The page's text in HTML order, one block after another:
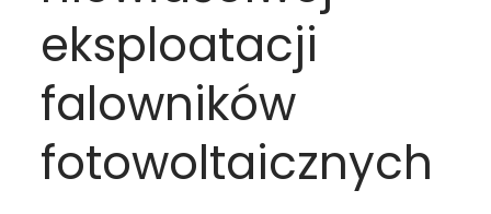
eksploatacji
falowników
fotowoltaicznych